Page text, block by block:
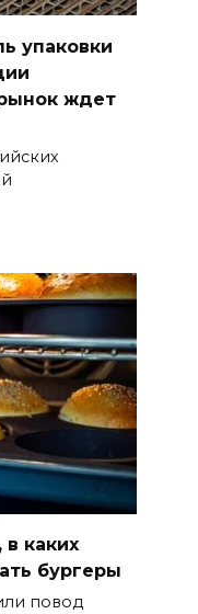
упаковки
ждет
каких
бургеры
повод